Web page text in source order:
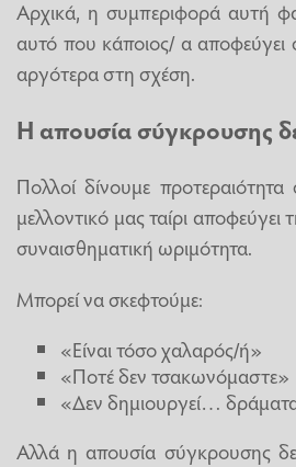
Αρχικά, η συμπεριφορά αυτή
αυτό που κάποιος/ α αποφεύγει
αργότερα στη σχέση.
Η απουσία σύγκρουσης
Πολλοί δίνουμε
μελλοντικό μας ταίρι
συναισθηματική ωριμότητα.
Μπορεί να σκεφτούμε:
«Είναι τόσο χαλαρός/ή»
«Ποτέ δεν τσακωνόμαστε»
«Δεν δημιουργεί…
Αλλά η απουσία σύγκρουσης